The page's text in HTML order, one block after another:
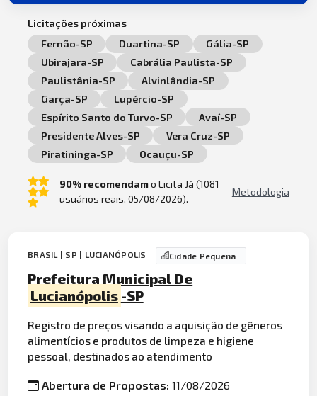
Licitações próximas
Fernão-SP
Duartina-SP
Gália-SP
Ubirajara-SP
Cabrália Paulista-SP
Paulistânia-SP
Alvinlândia-SP
Garça-SP
Lupércio-SP
Espírito Santo do Turvo-SP
Avaí-SP
Presidente Alves-SP
Vera Cruz-SP
Piratininga-SP
Ocauçu-SP
90% recomendamo Licita Já (1081
usuários reais, 05/08/2026).
Metodologia
BRASIL | SP | LUCIANÓPOLIS Cidade Pequena
Prefeitura Municipal De
Lucianópolis -SP
Registro de preços visando a aquisição de gêneros
alimentícios e produtos de limpeza e higiene
pessoal, destinados ao atendimento
Abertura de Propostas:11/08/2026